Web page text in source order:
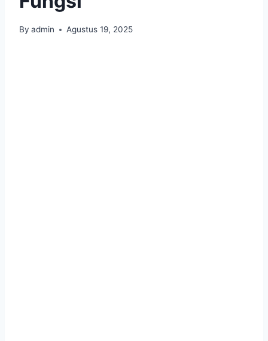
By admin Agustus 19, 2025